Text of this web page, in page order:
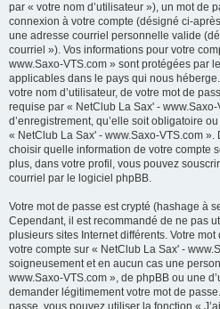
par « votre nom d’utilisateur »), un mot de
connexion à votre compte (désigné ci-
une adresse courriel personnelle valide
courriel »). Vos informations pour votre
www.Saxo-VTS.com » sont protégées par
applicables dans le pays qui nous
votre nom d’utilisateur, de votre mot de
requise par « NetClub La Sax' -
d’enregistrement, qu’elle soit obligatoire
« NetClub La Sax' - www.Saxo-VTS.com
choisir quelle information de votre compte
plus, dans votre profil, vous pouvez
courriel par le logiciel phpBB.
Votre mot de passe est crypté (hashage à
Cependant, il est recommandé de ne pas
plusieurs sites Internet différents. Votre
votre compte sur « NetClub La Sax' -
soigneusement et en aucun cas une
www.Saxo-VTS.com », de phpBB ou une
demander légitimement votre mot de
passe, vous pouvez utiliser la fonction «